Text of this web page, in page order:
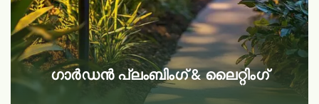
ഗാർഡൻ പ്ലംബിംഗ് & ലൈറ്റിംഗ്